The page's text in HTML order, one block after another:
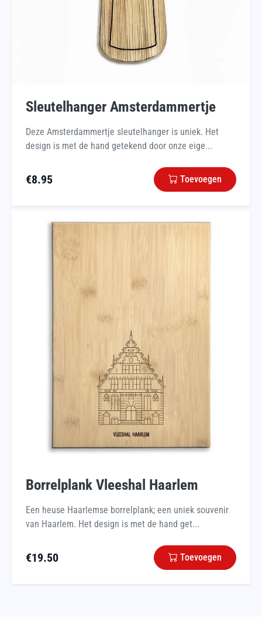
Sleutelhanger Amsterdammertje
Deze Amsterdammertje sleutelhanger is uniek. Het
design is met de hand getekend door onze eige...
€8.95 Toevoegen
Borrelplank Vleeshal Haarlem
Een heuse Haarlemse borrelplank; een uniek souvenir
van Haarlem. Het design is met de hand get...
€19.50 Toevoegen